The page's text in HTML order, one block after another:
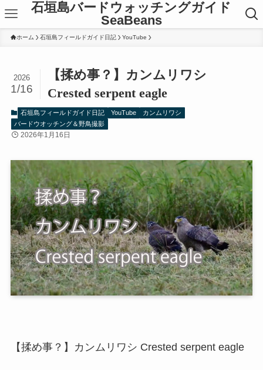
石垣島バードウォッチングガイド
SeaBeans
ホーム 石垣島フィールドガイド日記 YouTube
【揉め事？】カンムリワシ
Crested serpent eagle
2026
1/16
石垣島フィールドガイド日記 YouTube
カンムリワシ
バードウオッチング＆野鳥撮影
2026年1月16日
【揉め事？】カンムリワシ Crested serpent eagle